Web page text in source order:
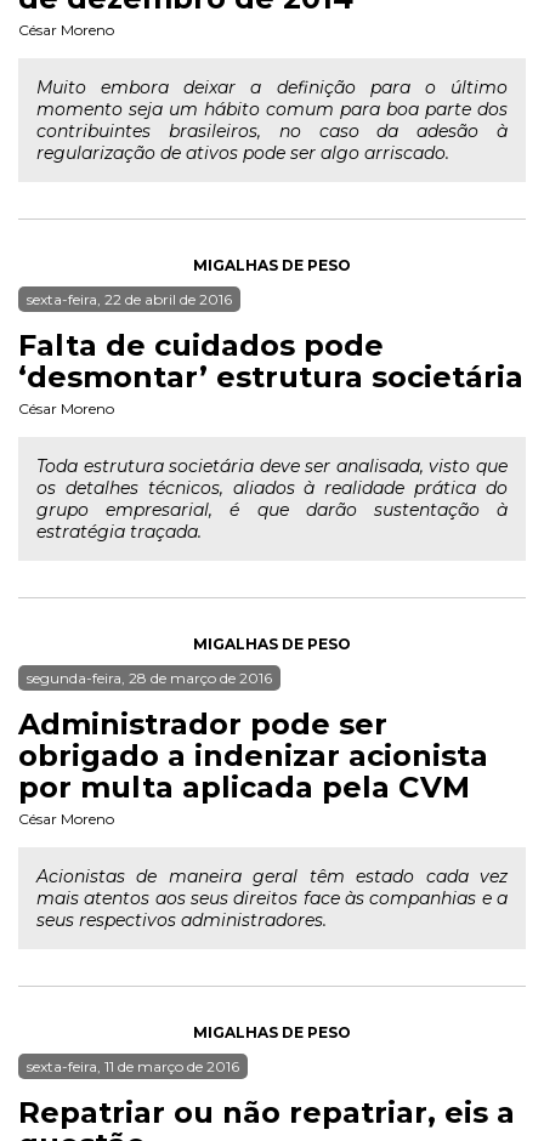
César Moreno
Muito embora deixar a definição para o último
momento seja um hábito comum para boa parte dos
contribuintes brasileiros, no caso da adesão à
regularização de ativos pode ser algo arriscado.
MIGALHAS DE PESO
sexta-feira, 22 de abril de 2016
Falta de cuidados pode
‘desmontar’ estrutura societária
César Moreno
Toda estrutura societária deve ser analisada, visto que
os detalhes técnicos, aliados à realidade prática do
grupo empresarial, é que darão sustentação à
estratégia traçada.
MIGALHAS DE PESO
segunda-feira, 28 de março de 2016
Administrador pode ser
obrigado a indenizar acionista
por multa aplicada pela CVM
César Moreno
Acionistas de maneira geral têm estado cada vez
mais atentos aos seus direitos face às companhias e a
seus respectivos administradores.
MIGALHAS DE PESO
sexta-feira, 11 de março de 2016
Repatriar ou não repatriar, eis a